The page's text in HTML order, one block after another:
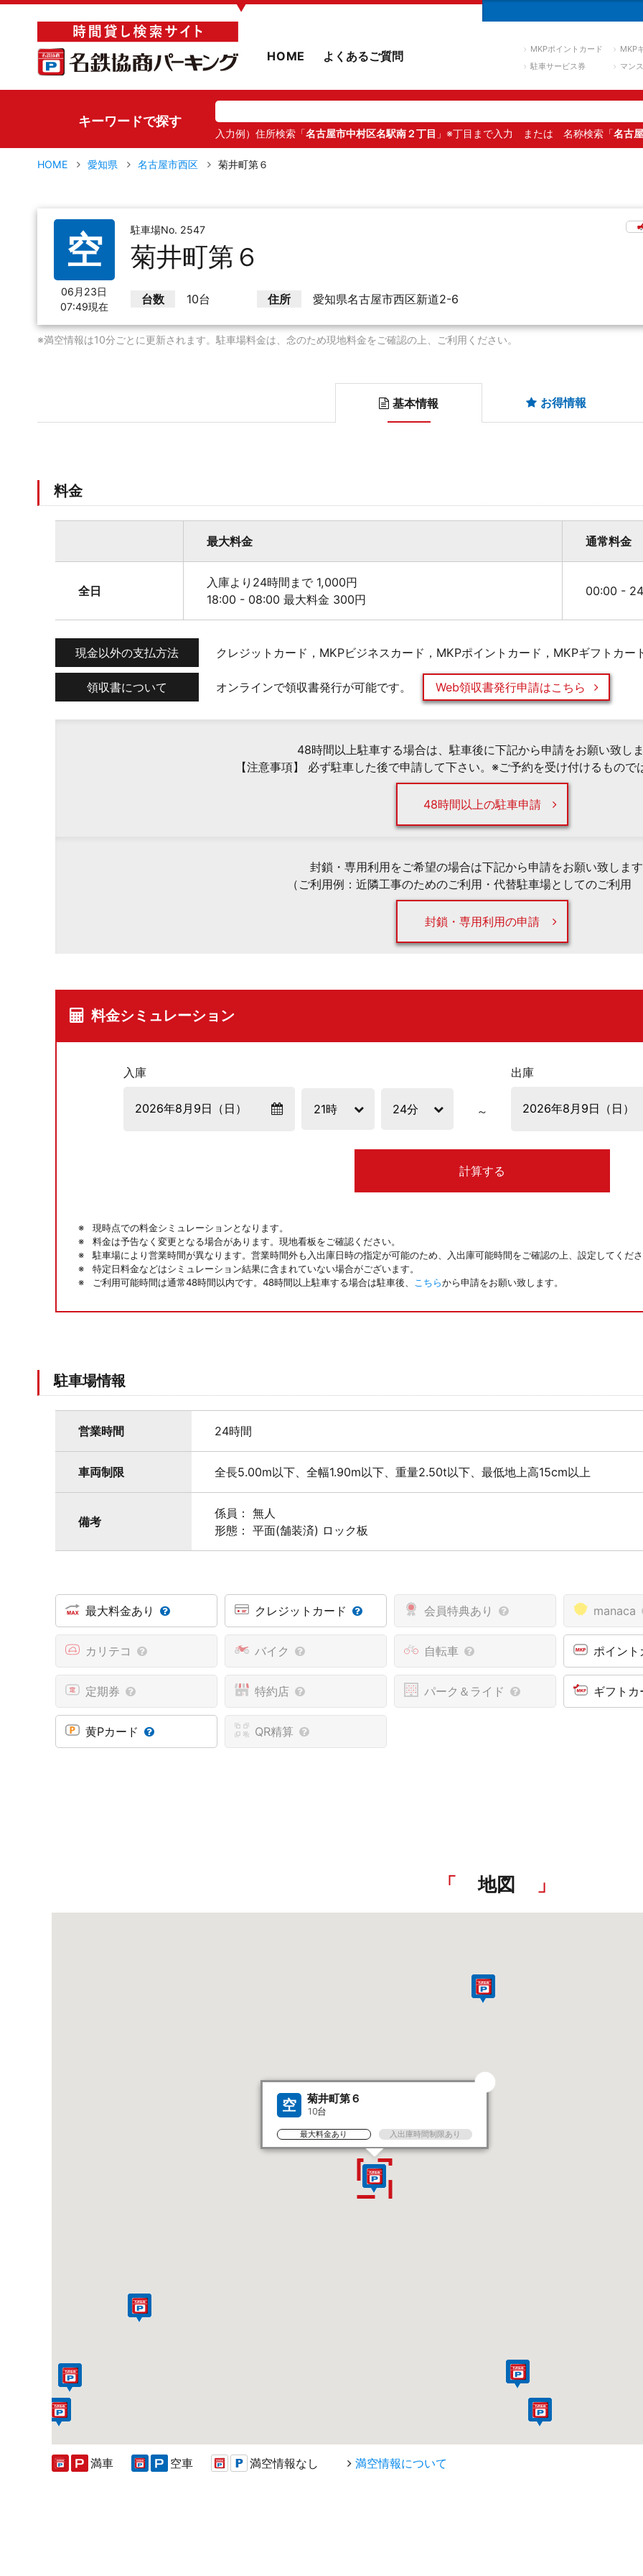
▼
HOME よくあるご質問 MKPポイントカード
MKP
駐車サービス券
マン
キーワードで探す
入力例）住所検索「名古屋市中村区名駅南２丁目 」※丁目まで入力 または 名称検索「名古
HOME 愛知県 名古屋市西区 菊井町第６
空
06月23日
07:49現在
駐車場No. 2547
菊井町第６
台数 10台 住所 愛知県名古屋市西区新道2-6
※満空情報は10分ごとに更新されます。駐車場料金は、念のため現地料金をご確認の上、ご利用ください。
基本情報 お得情報
料金
最大料金 通常料金
全日
入庫より24時間まで 1,000円
18:00 - 08:00 最大料金 300円
00:00 -
現金以外の支払方法 クレジットカード，MKPビジネスカード，MKPポイントカード，MKPギフトカー
領収書について オンラインで領収書発行が可能です。 Web領収書発行申請はこちら
48時間以上駐車する場合は、駐車後に下記から申請をお願い致し
【注意事項】 必ず駐車した後で申請して下さい。※ご予約を受け付けるもので
48時間以上の駐車申請
封鎖・専用利用をご希望の場合は下記から申請をお願い致しま
（ご利用例：近隣工事のためのご利用・代替駐車場としてのご利用
封鎖・専用利用の申請
料金シミュレーション
入庫 出庫
計算する
現時点での料金シミュレーションとなります。
料金は予告なく変更となる場合があります。現地看板をご確認ください。
駐車場により営業時間が異なります。営業時間外も入出庫日時の指定が可能のため、入出庫可能時間をご確認の上、設定してくだ
特定日料金などはシミュレーション結果に含まれていない場合がございます。
ご利用可能時間は通常48時間以内です。48時間以上駐車する場合は駐車後、
こちらから申請をお願い致します。
駐車場情報
営業時間 24時間
車両制限 全長5.00m以下、全幅1.90m以下、重量2.50t以下、最低地上高15cm以上
備考
係員： 無人
形態： 平面(舗装済) ロック板
最大料金あり クレジットカード 会員特典あり manaca
カリテコ バイク 自転車 ポイン
定期券 特約店 パーク＆ライド ギフト
黄Pカード QR精算
地図
空 菊井町第６
10台
最大料金あり 入出庫時間制限あり
満車 空車 満空情報なし 満空情報について